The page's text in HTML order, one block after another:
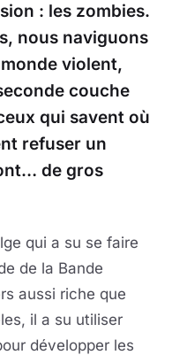
: les zombies.
nous naviguons
violent,
couche
qui savent où
refuser un
de gros
qui a su se faire
de la Bande
aussi riche que
il a su utiliser
développer les